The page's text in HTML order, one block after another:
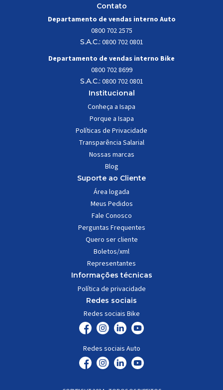
Contato
Departamento de vendas interno Auto
0800 702 2575
S.A.C.: 0800 702 0801
Departamento de vendas interno Bike
0800 702 8699
S.A.C.: 0800 702 0801
Institucional
Conheça a Isapa
Porque a Isapa
Políticas de Privacidade
Transparência Salarial
Nossas marcas
Blog
Suporte ao Cliente
Área logada
Meus Pedidos
Fale Conosco
Perguntas Frequentes
Quero ser cliente
Boletos/xml
Representantes
Informações técnicas
Política de privacidade
Redes sociais
Redes sociais Bike
Redes sociais Auto